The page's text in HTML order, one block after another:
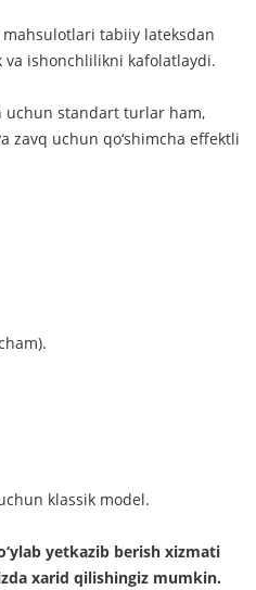
tabiiy lateksdan
va ishonchlilikni kafolatlaydi.
uchun standart turlar ham,
zavq uchun qo‘shimcha effektli
klassik model.
yetkazib berish xizmati
xarid qilishingiz mumkin.